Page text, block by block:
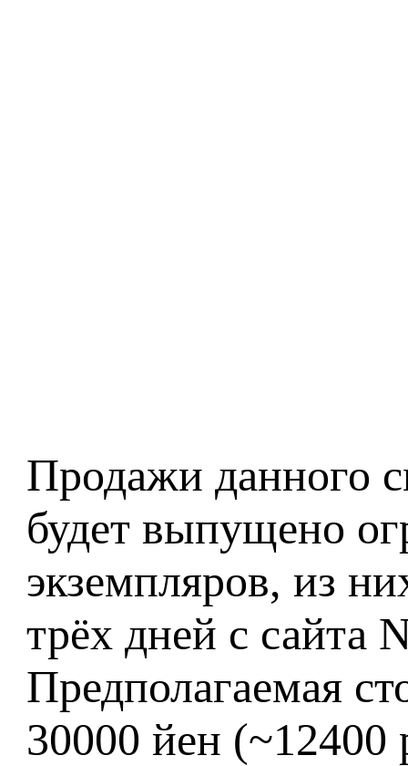
Продажи данного
будет выпущено
экземпляров, из
трёх дней с сайта
Предполагаемая
30000 йен (~12400